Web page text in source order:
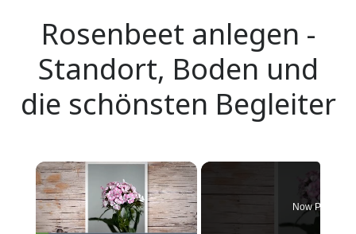
Rosenbeet anlegen -
Standort, Boden und
die schönsten Begleiter
Now Playing